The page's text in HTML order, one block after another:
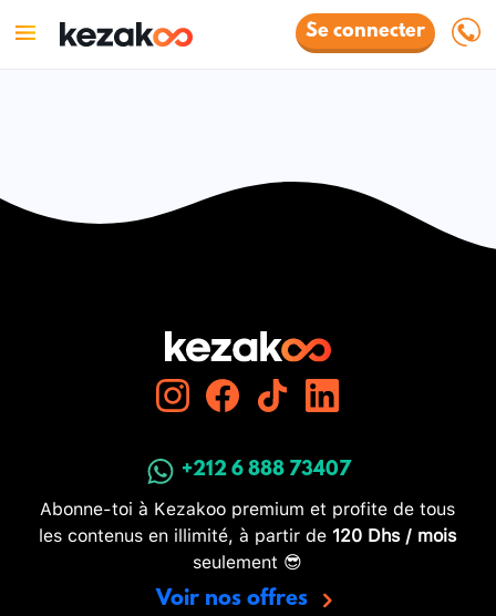
Se connecter
+212 6 888 73407
Abonne-toi à Kezakoo premium et profite de tous
les contenus en illimité, à partir de 120 Dhs / mois
seulement 😎
Voir nos offres